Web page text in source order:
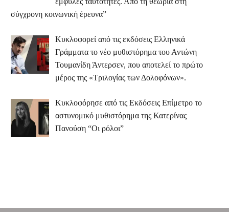
σύγχρονη κοινωνική έρευνα”
Κυκλοφορεί από τις εκδόσεις Ελληνικά
Γράμματα το νέο μυθιστόρημα του Αντώνη
Τουμανίδη Άντερσεν, που αποτελεί το πρώτο
μέρος της «Τριλογίας των Δολοφόνων».
Κυκλοφόρησε από τις Εκδόσεις Επίμετρο το
αστυνομικό μυθιστόρημα της Κατερίνας
Πανούση “Οι ρόλοι”